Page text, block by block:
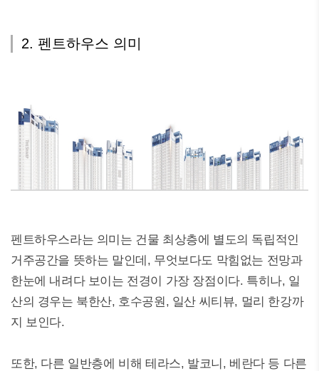
2. 펜트하우스 의미
펜트하우스라는 의미는 건물 최상층에 별도의 독립적인
거주공간을 뜻하는 말인데, 무엇보다도 막힘없는 전망과
한눈에 내려다 보이는 전경이 가장 장점이다. 특히나, 일
산의 경우는 북한산, 호수공원, 일산 씨티뷰, 멀리 한강까
지 보인다.
또한, 다른 일반층에 비해 테라스, 발코니, 베란다 등 다른